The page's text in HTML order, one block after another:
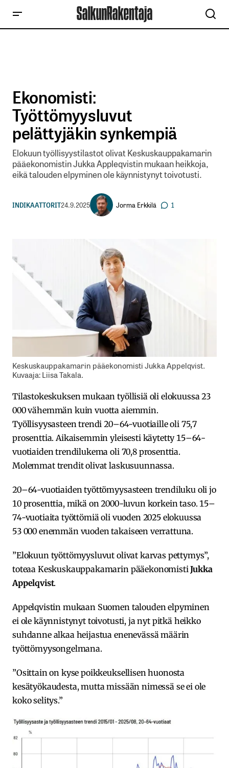
Ekonomisti:
Työttömyysluvut
pelättyjäkin synkempiä
Elokuun työllisyystilastot olivat Keskuskauppakamarin
pääekonomistin Jukka Appleqvistin mukaan heikkoja,
eikä talouden elpyminen ole käynnistynyt toivotusti.
INDIKAATTORIT24.9.2025 Jorma Erkkilä 1
Keskuskauppakamarin pääekonomisti Jukka Appelqvist.
Kuvaaja: Liisa Takala.
Tilastokeskuksen mukaan työllisiä oli elokuussa 23
000 vähemmän kuin vuotta aiemmin.
Työllisyysasteen trendi 20–64-vuotiaille oli 75,7
prosenttia. Aikaisemmin yleisesti käytetty 15–64-
vuotiaiden trendilukema oli 70,8 prosenttia.
Molemmat trendit olivat laskusuunnassa.
20–64-vuotiaiden työttömyysasteen trendiluku oli jo
10 prosenttia, mikä on 2000-luvun korkein taso. 15–
74-vuotiaita työttömiä oli vuoden 2025 elokuussa
53 000 enemmän vuoden takaiseen verrattuna.
”Elokuun työttömyysluvut olivat karvas pettymys”,
toteaa Keskuskauppakamarin pääekonomisti Jukka
Appelqvist.
Appelqvistin mukaan Suomen talouden elpyminen
ei ole käynnistynyt toivotusti, ja nyt pitkä heikko
suhdanne alkaa heijastua enenevässä määrin
työttömyysongelmana.
”Osittain on kyse poikkeuksellisen huonosta
kesätyökaudesta, mutta missään nimessä se ei ole
koko selitys.”